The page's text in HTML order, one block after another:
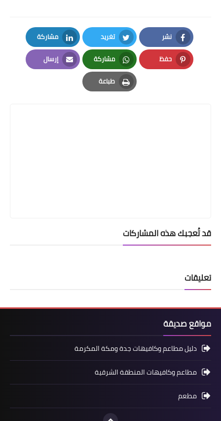
نشر
Facebook
تغريد
Twitter
مشاركة
LinkedIn
حفظ
Pinterest
مشاركة
Whatsapp
إرسال
Email
طباعة
Print
قد تُعجبك هذه المشاركات
تعليقات
مواقع صديقة
دليل مطاعم وكافيهات جدة ومكة المكرمة
مطاعم وكافيهات المنطقة الشرقية
مطعم